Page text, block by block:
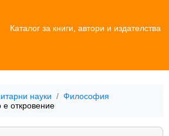
Каталог за книги, автори и издателства
науки
Философия
е откровение